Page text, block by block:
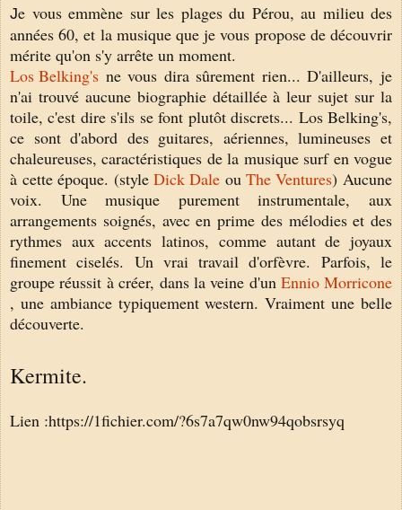
Je vous emmène sur les plages du Pérou, au milieu des
années 60, et la musique que je vous propose de découvrir
mérite qu'on s'y arrête un moment.
Los Belking's ne vous dira sûrement rien... D'ailleurs, je
n'ai trouvé aucune biographie détaillée à leur sujet sur la
toile, c'est dire s'ils se font plutôt discrets... Los Belking's,
ce sont d'abord des guitares, aériennes, lumineuses et
chaleureuses, caractéristiques de la musique surf en vogue
à cette époque. (styleDick Dale ouThe Ventures) Aucune
voix. Une musique purement instrumentale, aux
arrangements soignés, avec en prime des mélodies et des
rythmes aux accents latinos, comme autant de joyaux
finement ciselés. Un vrai travail d'orfèvre. Parfois, le
groupe réussit à créer, dans la veine d'un Ennio Morricone
, une ambiance typiquement western. Vraiment une belle
découverte.
Kermite.
Lien :https://1fichier.com/?6s7a7qw0nw94qobsrsyq